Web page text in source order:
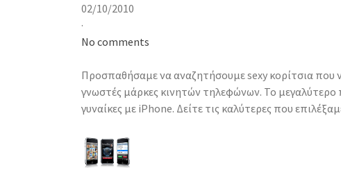
02/10/2010
·
No comments
Προσπαθήσαμε να αναζητήσουμε sexy κορίτσια που
γνωστές μάρκες κινητών τηλεφώνων. Το
γυναίκες με iPhone. Δείτε τις καλύτερες που